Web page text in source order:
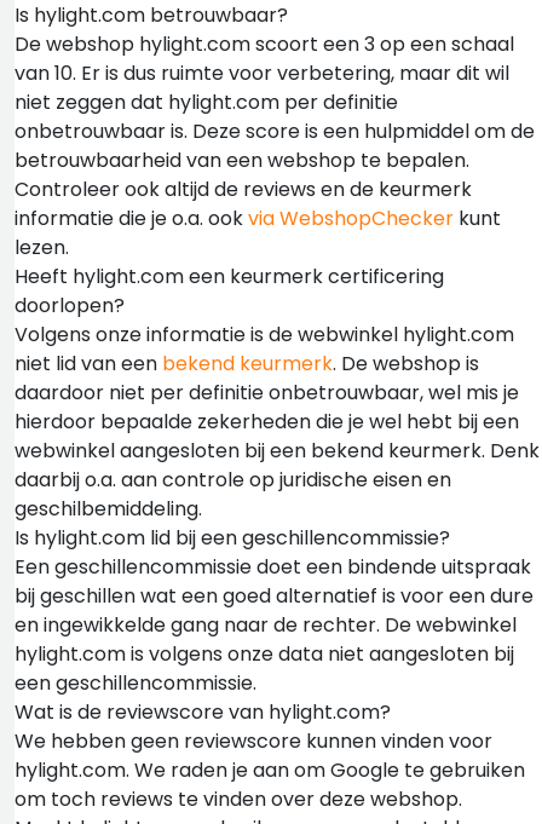
Is hylight.com betrouwbaar?
De webshop hylight.com scoort een 3 op een schaal
van 10. Er is dus ruimte voor verbetering, maar dit wil
niet zeggen dat hylight.com per definitie
onbetrouwbaar is. Deze score is een hulpmiddel om de
betrouwbaarheid van een webshop te bepalen.
Controleer ook altijd de reviews en de keurmerk
informatie die je o.a. ookvia WebshopChecker kunt
lezen.
Heeft hylight.com een keurmerk certificering
doorlopen?
Volgens onze informatie is de webwinkel hylight.com
niet lid van een bekend keurmerk. De webshop is
daardoor niet per definitie onbetrouwbaar, wel mis je
hierdoor bepaalde zekerheden die je wel hebt bij een
webwinkel aangesloten bij een bekend keurmerk. Denk
daarbij o.a. aan controle op juridische eisen en
geschilbemiddeling.
Is hylight.com lid bij een geschillencommissie?
Een geschillencommissie doet een bindende uitspraak
bij geschillen wat een goed alternatief is voor een dure
en ingewikkelde gang naar de rechter. De webwinkel
hylight.com is volgens onze data niet aangesloten bij
een geschillencommissie.
Wat is de reviewscore van hylight.com?
We hebben geen reviewscore kunnen vinden voor
hylight.com. We raden je aan om Google te gebruiken
om toch reviews te vinden over deze webshop.